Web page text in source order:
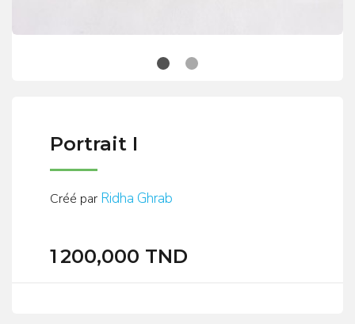
Portrait I
Créé par Ridha Ghrab
1 200,000 TND